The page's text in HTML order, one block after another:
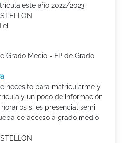
este año 2022/2023.
Grado Medio - FP de Grado
necesito para matricularme y
y un poco de información
si es presencial semi
de acceso a grado medio